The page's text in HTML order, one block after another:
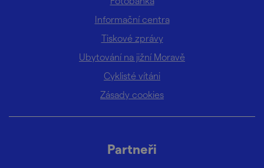
Informační centra
Tiskové zprávy
Ubytování na jižní Moravě
Cyklisté vítáni
Zásady cookies
Partneři